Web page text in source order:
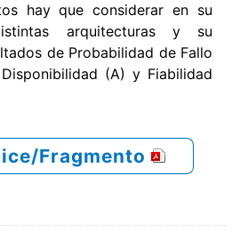
hay que considerar en su
arquitecturas y su
de Probabilidad de Fallo
(A) y Fiabilidad
Fragmento